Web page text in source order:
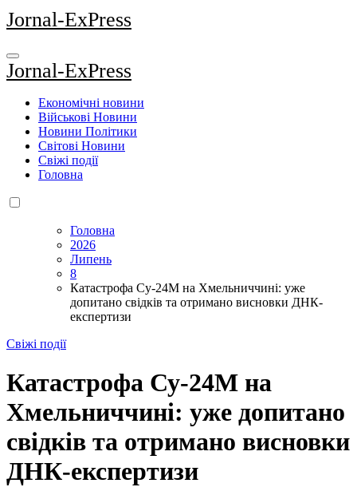
Jornal-ExPress
Jornal-ExPress
Економічні новини
Військові Новини
Новини Політики
Світові Новини
Свіжі події
Головна
Головна
2026
Липень
8
Катастрофа Су-24М на Хмельниччині: уже
допитано свідків та отримано висновки ДНК-
експертизи
Свіжі події
Катастрофа Су-24М на
Хмельниччині: уже допитано
свідків та отримано висновки
ДНК-експертизи